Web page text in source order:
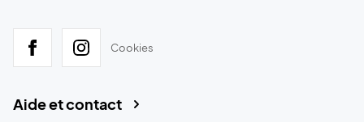
Cookies
Aide et contact